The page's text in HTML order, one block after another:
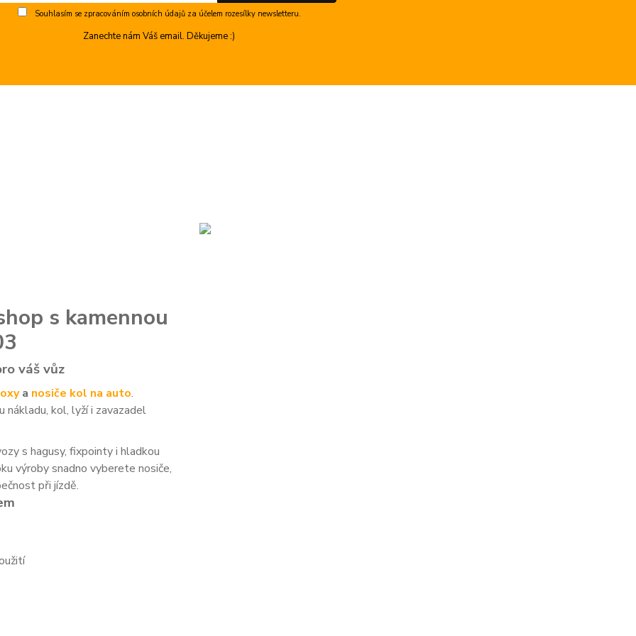
Souhlasím se zpracováním osobních údajůza účelem rozesílky newsletteru.
Zanechte nám Váš email. Děkujeme :)
s kamennou
váš vůz
a nosiče kol na auto.
nákladu, kol, lyží i zavazadel
s hagusy, fixpointy i hladkou
výroby snadno vyberete nosiče,
při jízdě.